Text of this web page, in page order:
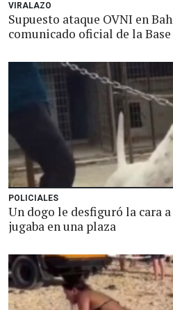
VIRALAZO
Supuesto ataque OVNI en
comunicado oficial de la
POLICIALES
Un dogo le desfiguró la cara a
jugaba en una plaza